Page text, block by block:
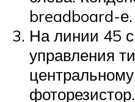
breadboard-е.
На линии 45 с
управления